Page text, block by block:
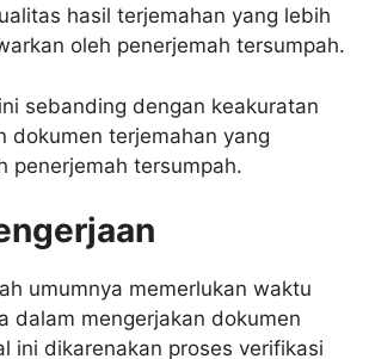
hasil terjemahan yang lebih
oleh penerjemah tersumpah.
sebanding dengan keakuratan
dokumen terjemahan yang
penerjemah tersumpah.
umumnya memerlukan waktu
dalam mengerjakan dokumen
ini dikarenakan proses verifikasi